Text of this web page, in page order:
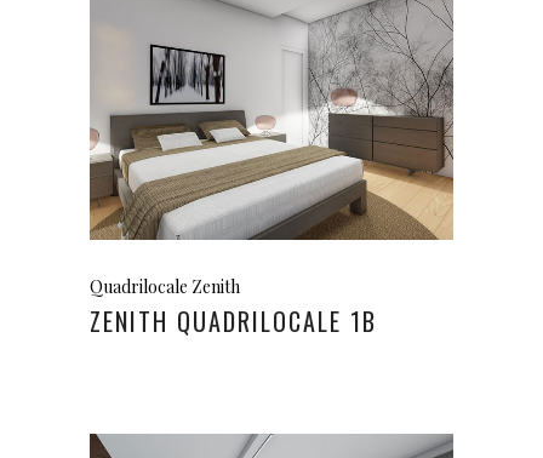
Quadrilocale Zenith
ZENITH QUADRILOCALE 1B